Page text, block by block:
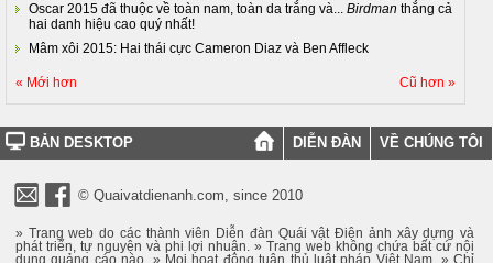
Oscar 2015 đã thuộc về toàn nam, toàn da trắng và... Birdman thắng cả
hai danh hiệu cao quý nhất!
Mâm xôi 2015: Hai thái cực Cameron Diaz và Ben Affleck
« Mới hơn Cũ hơn »
BẢN DESKTOP DIỄN ĐÀN VỀ CHÚNG TÔI
© Quaivatdienanh.com, since 2010
» Trang web do các thành viên Diễn đàn Quái vật Điện ảnh xây dựng và
phát triển, tự nguyện và phi lợi nhuận. » Trang web không chứa bất cứ nội
dung quảng cáo nào. » Mọi hoạt động tuân thủ luật pháp Việt Nam. » Chỉ